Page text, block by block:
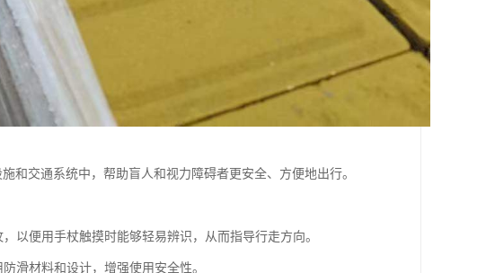
和交通系统中，帮助盲人和视力障碍者更安全、方便地出行。
以便用手杖触摸时能够轻易辨识，从而指导行走方向。
滑材料和设计，增强使用安全性。